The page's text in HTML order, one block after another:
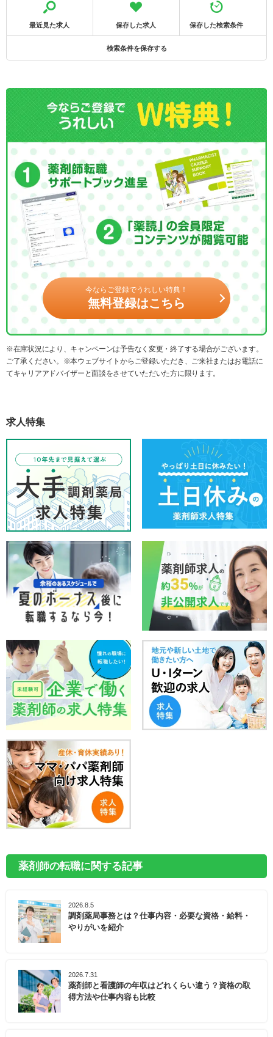
最近見た求人 保存した求人 保存した検索条件
検索条件を保存する
今ならご登録でうれしい特典！
無料登録はこちら
※在庫状況により、キャンペーンは予告なく変更・終了する場合がございます。
ご了承ください。※本ウェブサイトからご登録いただき、ご来社またはお電話に
てキャリアアドバイザーと面談をさせていただいた方に限ります。
求人特集
薬剤師の転職に関する記事
2026.8.5
調剤薬局事務とは？仕事内容・必要な資格・給料・
やりがいを紹介
2026.7.31
薬剤師と看護師の年収はどれくらい違う？資格の取
得方法や仕事内容も比較